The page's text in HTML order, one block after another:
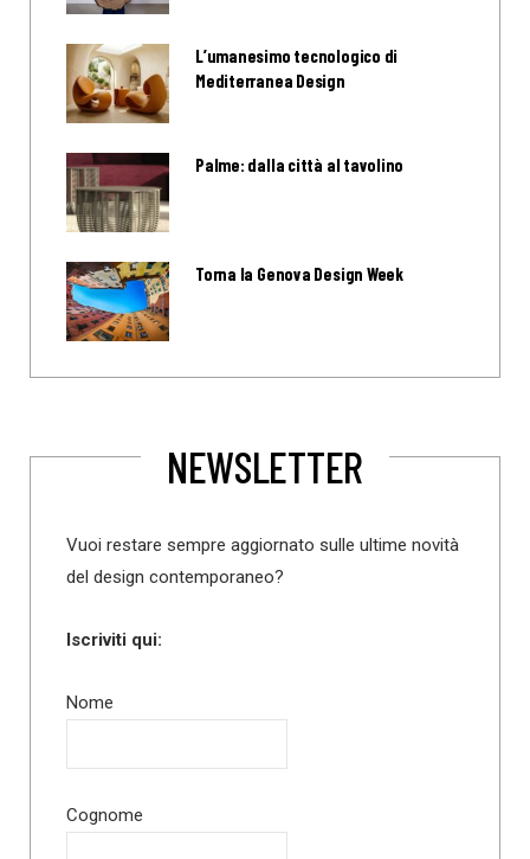
L’umanesimo tecnologico di
Mediterranea Design
Palme: dalla città al tavolino
Torna la Genova Design Week
NEWSLETTER
Vuoi restare sempre aggiornato sulle ultime novità
del design contemporaneo?
Iscriviti qui:
Nome
Cognome